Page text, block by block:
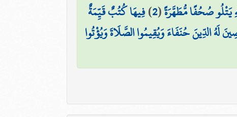
يَتْلُو صُحُفًا مُّطَهَّرَةً(
2
)فِيهَا كُتُبٌ قَيِّمَةٌ
لَهُ الدِّينَ حُنَفَاءَ وَيُقِيمُوا الصَّلَاةَ وَيُؤْتُوا